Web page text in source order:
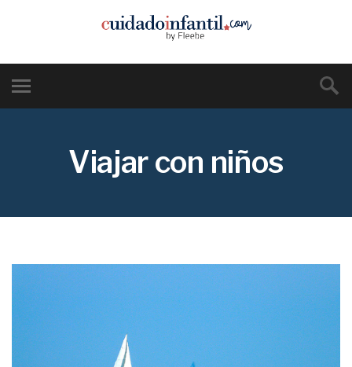
Viajar con niños